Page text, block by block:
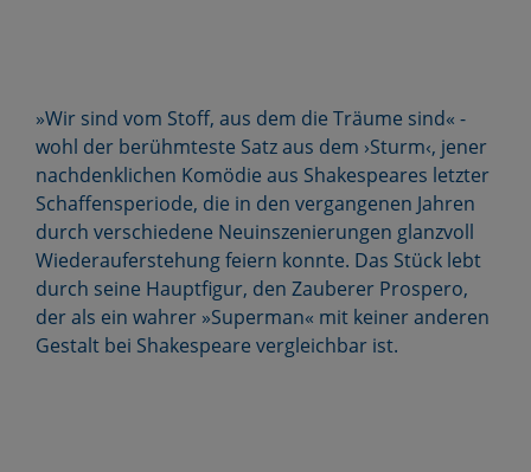
»Wir sind vom Stoff, aus dem die Träume sind« -
wohl der berühmteste Satz aus dem ›Sturm‹, jener
nachdenklichen Komödie aus Shakespeares letzter
Schaffensperiode, die in den vergangenen Jahren
durch verschiedene Neuinszenierungen glanzvoll
Wiederauferstehung feiern konnte. Das Stück lebt
durch seine Hauptfigur, den Zauberer Prospero,
der als ein wahrer »Superman« mit keiner anderen
Gestalt bei Shakespeare vergleichbar ist.